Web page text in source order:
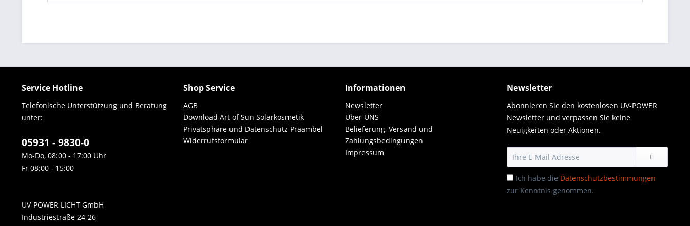
Service Hotline
Telefonische Unterstützung und Beratung
unter:
05931 - 9830-0
Mo-Do, 08:00 - 17:00 Uhr
Fr 08:00 - 15:00
UV-POWER LICHT GmbH
Industriestraße 24-26
Shop Service
AGB
Download Art of Sun Solarkosmetik
Privatsphäre und Datenschutz Präambel
Widerrufsformular
Informationen
Newsletter
Über UNS
Belieferung, Versand und
Zahlungsbedingungen
Impressum
Newsletter
Abonnieren Sie den kostenlosen UV-POWER
Newsletter und verpassen Sie keine
Neuigkeiten oder Aktionen.
Ich habe die Datenschutzbestimmungen
zur Kenntnis genommen.